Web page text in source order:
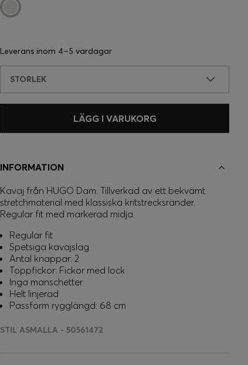
Leverans inom 4–5 vardagar
STORLEK
LÄGG I VARUKORG
INFORMATION
Kavaj från HUGO Dam. Tillverkad av ett bekvämt
stretchmaterial med klassiska kritstrecksränder.
Regular fit med markerad midja.
Regular fit
Spetsiga kavajslag
Antal knappar: 2
Toppfickor: Fickor med lock
Inga manschetter
Helt linjerad
Passform rygglängd: 68 cm
STIL ASMALLA - 50561472